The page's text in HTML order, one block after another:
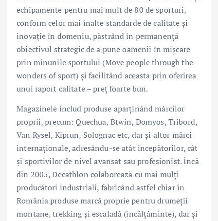
echipamente pentru mai mult de 80 de sporturi,
conform celor mai înalte standarde de calitate și
inovație în domeniu, păstrând în permanență
obiectivul strategic de a pune oamenii în mișcare
prin minunile sportului (Move people through the
wonders of sport) și facilitând aceasta prin oferirea
unui raport calitate – preț foarte bun.
Magazinele includ produse aparținând mărcilor
proprii, precum: Quechua, Btwin, Domyos, Tribord,
Van Rysel, Kiprun, Solognac etc, dar și altor mărci
internaționale, adresându-se atât începătorilor, cât
și sportivilor de nivel avansat sau profesionist. Încă
din 2005, Decathlon colaborează cu mai mulți
producători industriali, fabricând astfel chiar în
România produse marcă proprie pentru drumeții
montane, trekking și escaladă (încălțăminte), dar și